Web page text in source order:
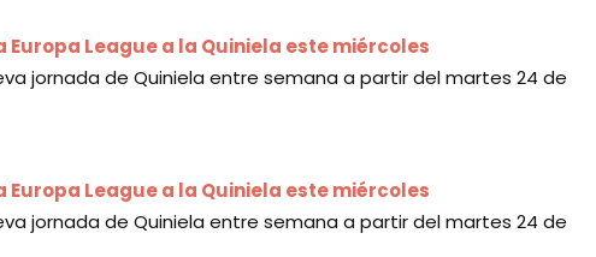
Europa League a la Quiniela este miércoles
jornada de Quiniela entre semana a partir del martes 24 de
Europa League a la Quiniela este miércoles
jornada de Quiniela entre semana a partir del martes 24 de